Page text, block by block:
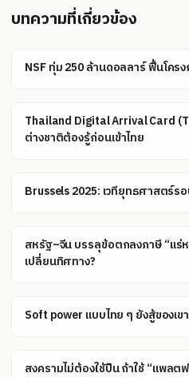
บทความที่เกี่ยวข้อง
NSF ทุ่ม 250 ล้านดอลลาร์ ฟื้นโค
Thailand Digital Arrival Card
ต่างชาติต้องรู้ก่อนเข้าไทย
Brussels 2025: เวทียุทธศาสตร์ร
สหรัฐ–จีน บรรลุข้อตกลงภาษี “แร่ห
เปลี่ยนทิศทาง?
Soft power แบบไทย ๆ ยังสู้ของเข
สงครามไม่ต้องใช้ปืน ถ้าใช้ “แพลต